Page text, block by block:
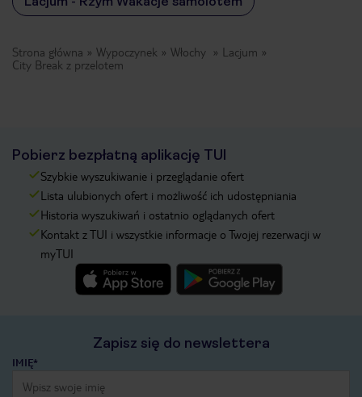
Strona główna Wypoczynek Włochy
Lacjum
City Break z przelotem
Pobierz bezpłatną aplikację TUI
Szybkie wyszukiwanie i przeglądanie ofert
Lista ulubionych ofert i możliwość ich udostępniania
Historia wyszukiwań i ostatnio oglądanych ofert
Kontakt z TUI i wszystkie informacje o Twojej rezerwacji w
myTUI
Zapisz się do newslettera
IMIĘ*